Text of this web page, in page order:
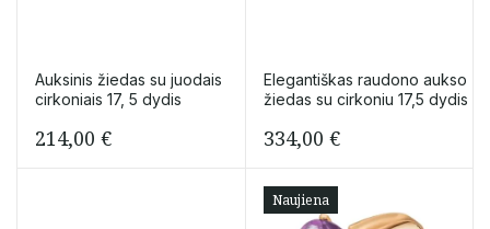
Auksinis žiedas su juodais
cirkoniais 17, 5 dydis
214,00 €
Elegantiškas raudono aukso
žiedas su cirkoniu 17,5 dydis
334,00 €
Naujiena